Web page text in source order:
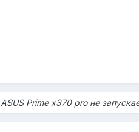
Prime x370 pro не